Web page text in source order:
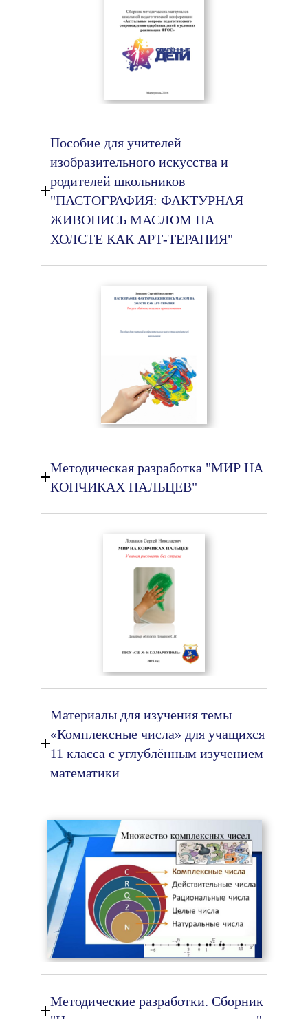
Пособие для учителей
изобразительного искусства и
родителей школьников
"ПАСТОГРАФИЯ: ФАКТУРНАЯ
ЖИВОПИСЬ МАСЛОМ НА
ХОЛСТЕ КАК АРТ-ТЕРАПИЯ"
Методическая разработка "МИР НА
КОНЧИКАХ ПАЛЬЦЕВ"
Материалы для изучения темы
«Комплексные числа» для учащихся
11 класса с углублённым изучением
математики
Методические разработки. Сборник